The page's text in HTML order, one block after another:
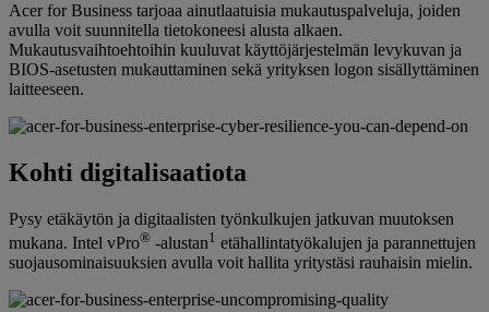
Acer for Business tarjoaa ainutlaatuisia mukautuspalveluja, joiden
avulla voit suunnitella tietokoneesi alusta alkaen.
Mukautusvaihtoehtoihin kuuluvat käyttöjärjestelmän levykuvan ja
BIOS-asetusten mukauttaminen sekä yrityksen logon sisällyttäminen
laitteeseen.
Kohti digitalisaatiota
Pysy etäkäytön ja digitaalisten työnkulkujen jatkuvan muutoksen
mukana. Intel vPro® -alustan1 etähallintatyökalujen ja parannettujen
suojausominaisuuksien avulla voit hallita yritystäsi rauhaisin mielin.